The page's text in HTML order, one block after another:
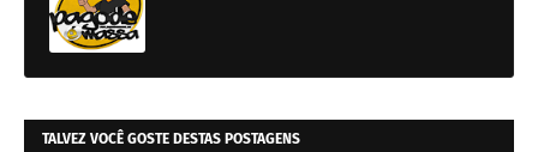
TALVEZ VOCÊ GOSTE DESTAS POSTAGENS